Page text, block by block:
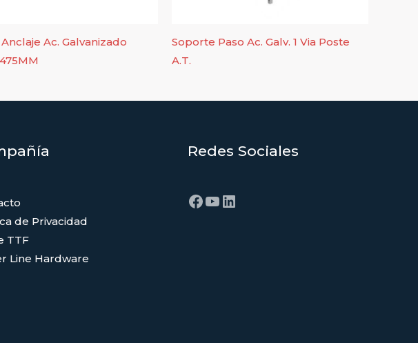
Ac. Galvanizado
Soporte Paso Ac. Galv. 1 Via Poste
A.T.
de Privacidad
TTF
Line Hardware
Redes Sociales
Facebook
YouTube
LinkedIn